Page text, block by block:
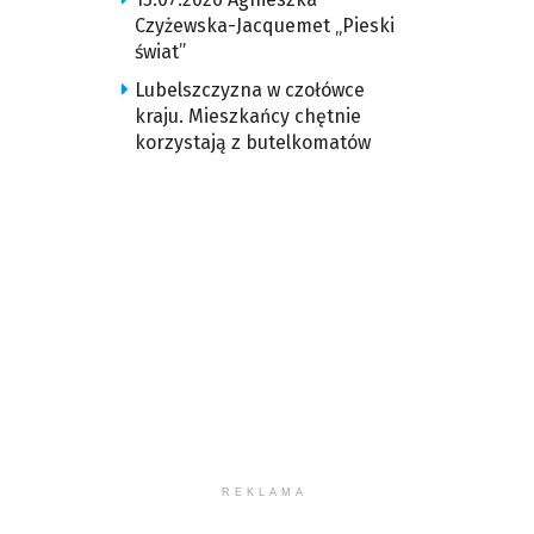
Czyżewska-Jacquemet „Pieski
świat”
Lubelszczyzna w czołówce
kraju. Mieszkańcy chętnie
korzystają z butelkomatów
REKLAMA